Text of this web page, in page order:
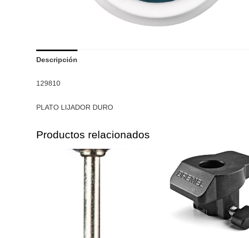
Descripción
129810
PLATO LIJADOR DURO
Productos relacionados